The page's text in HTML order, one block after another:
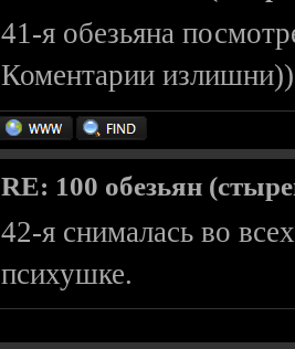
41-я обезьяна
Коментарии излишни))
RE: 100 обезьян
42-я снималась во
психушке.